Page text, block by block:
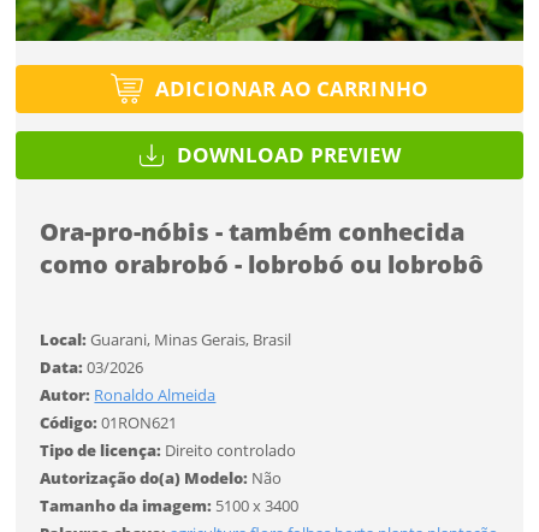
ADICIONAR AO CARRINHO
DOWNLOAD PREVIEW
Ora-pro-nóbis - também conhecida
como orabrobó - lobrobó ou lobrobô
Local:Guarani, Minas Gerais, Brasil
Data:03/2026
Autor: Ronaldo Almeida
Código:01RON621
Tipo de licença: Direito controlado
Autorização do(a) Modelo: Não
Tamanho da imagem: 5100 x 3400
Tipo de projeto
Selecione
Título do projeto
Selecione
Utilização
Formato
Esqueci a senha
ENTRAR
Você ainda não tem conta?
CADASTRE-SE
ENTRAR
Tipo de projeto
Selecione
Utilização
Tamanho